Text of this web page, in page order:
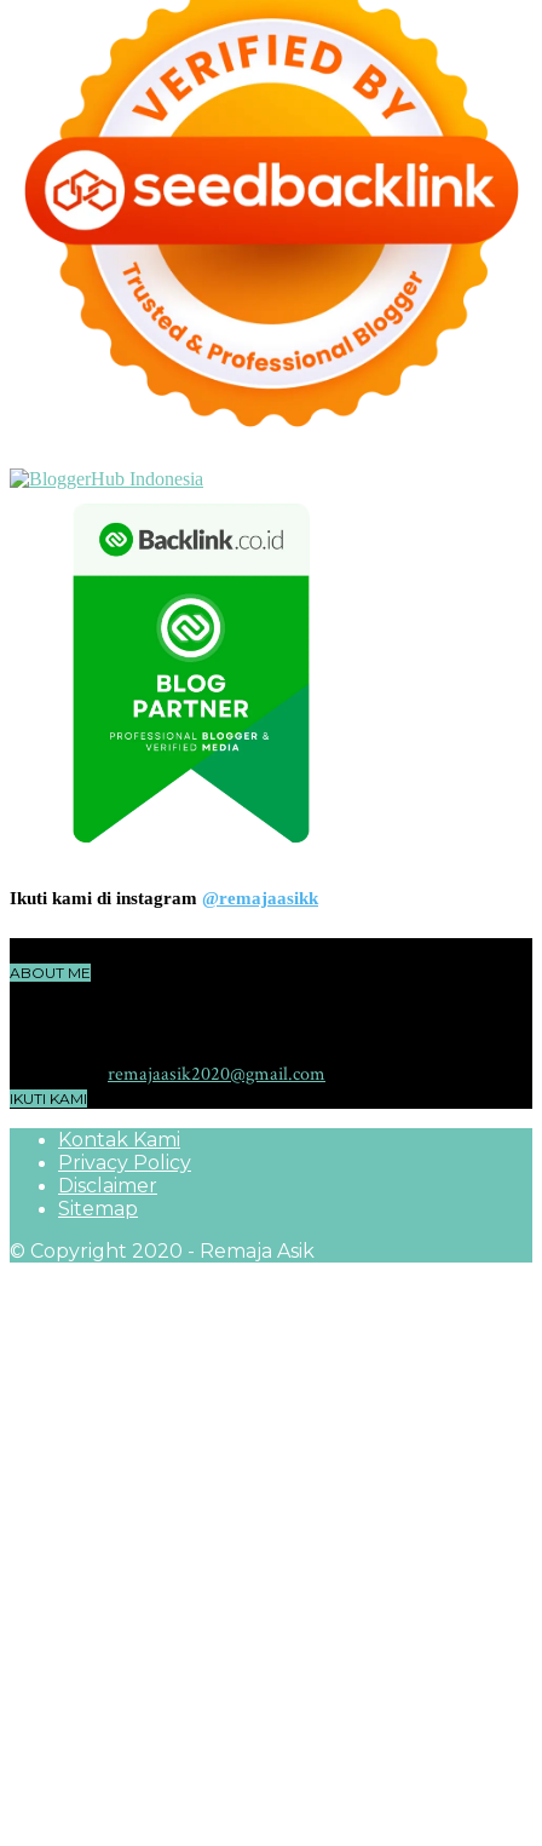
Ikuti kami di instagram @remajaasikk
ABOUT ME
remajaasik2020@gmail.com
IKUTI KAMI
Kontak Kami
Privacy Policy
Disclaimer
Sitemap
© Copyright 2020 - Remaja Asik